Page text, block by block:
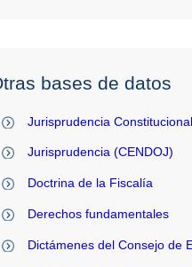
bases de datos
Jurisprudencia Constitucional
Jurisprudencia (CENDOJ)
Doctrina de la Fiscalía
Derechos fundamentales
Dictámenes del Consejo de